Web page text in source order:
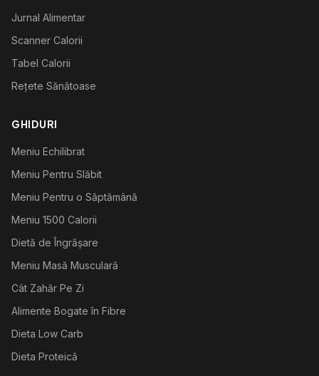
Jurnal Alimentar
Scanner Calorii
Tabel Calorii
Rețete Sănătoase
GHIDURI
Meniu Echilibrat
Meniu Pentru Slăbit
Meniu Pentru o Săptămână
Meniu 1500 Calorii
Dietă de Îngrășare
Meniu Masă Musculară
Cât Zahăr Pe Zi
Alimente Bogate în Fibre
Dieta Low Carb
Dieta Proteică